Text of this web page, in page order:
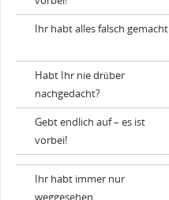
Ihr habt alles falsch gemacht
Habt Ihr nie drüber
nachgedacht?
Gebt endlich auf – es ist
vorbei!
Ihr habt immer nur
weggesehen